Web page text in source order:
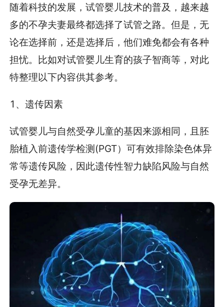
随着科技的发展，试管婴儿技术的普及，越来越
多的不孕夫妻最终都选择了试管之路。但是，无
论在选择前，还是选择后，他们难免都会有各种
担忧。比如对试管婴儿生育的孩子智商等，对此
特整理以下内容供其参考。
1、遗传因素
试管婴儿与自然受孕儿童的基因来源相同，且胚
胎植入前遗传学检测(PGT）可有效排除染色体异
常等遗传风险，因此遗传性智力缺陷风险与自然
受孕无差异。